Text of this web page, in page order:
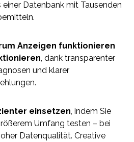
einer Datenbank mit Tausenden
Anzeigen funktionieren
, dank transparenter
und klarer
einsetzen , indem Sie
Umfang testen – bei
Datenqualität. Creative